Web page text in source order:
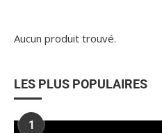
Aucun produit trouvé.
LES PLUS POPULAIRES
1